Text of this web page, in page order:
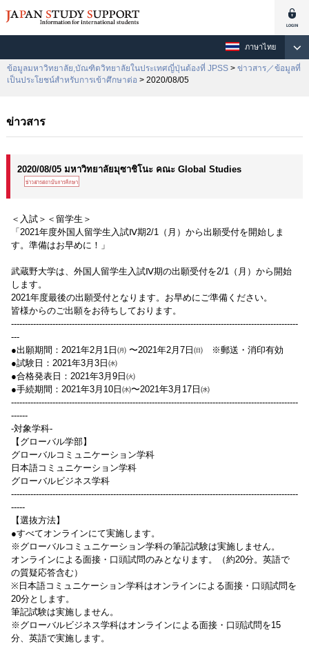
ภาษาไทย
ข้อมูลมหาวิทยาลัย,บัณฑิตวิทยาลัยในประเทศญี่ปุ่นต้องที่ JPSS > ข่าวสาร／ข้อมูลที่
เป็นประโยชน์สำหรับการเข้าศึกษาต่อ > 2020/08/05
ข่าวสาร
2020/08/05 มหาวิทยาลัยมุซาชิโนะ คณะ Global Studies
＜入試＞＜留学生＞
「2021年度外国人留学生入試Ⅳ期2/1（月）から出願受付を開始しま
す。準備はお早めに！」
武蔵野大学は、外国人留学生入試Ⅳ期の出願受付を2/1（月）から開始
します。
2021年度最後の出願受付となります。お早めにご準備ください。
皆様からのご出願をお待ちしております。
--------------------------------------------------------------------------------------------------------
---
●出願期間：2021年2月1日㈪ 〜2021年2月7日㈰ ※郵送・消印有効
●試験日：2021年3月3日㈬
●合格発表日：2021年3月9日㈫
●手続期間：2021年3月10日㈬〜2021年3月17日㈬
--------------------------------------------------------------------------------------------------------
------
-対象学科-
【グローバル学部】
グローバルコミュニケーション学科
日本語コミュニケーション学科
グローバルビジネス学科
--------------------------------------------------------------------------------------------------------
-----
【選抜方法】
●すべてオンラインにて実施します。
※グローバルコミュニケーション学科の筆記試験は実施しません。
オンラインによる面接・口頭試問のみとなります。（約20分。英語で
の質疑応答含む）
※日本語コミュニケーション学科はオンラインによる面接・口頭試問を
20分とします。
筆記試験は実施しません。
※グローバルビジネス学科はオンラインによる面接・口頭試問を15
分、英語で実施します。